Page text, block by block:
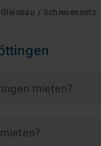
/ Schienennetz
mieten?